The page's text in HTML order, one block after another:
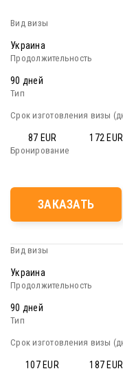
Украина
90 дней
87 EUR 172 EUR
ЗАКАЗАТЬ
Украина
90 дней
107 EUR 187 EUR